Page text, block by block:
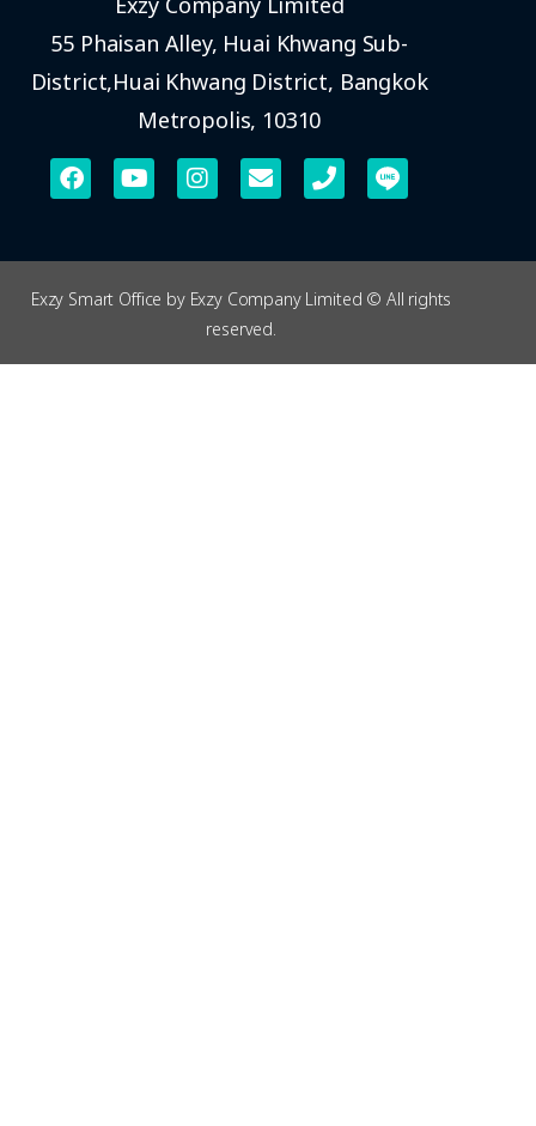
55 Phaisan Alley, Huai Khwang Sub-
District,Huai Khwang District, Bangkok
Metropolis, 10310
Exzy Smart Office by Exzy Company Limited © All rights
reserved.